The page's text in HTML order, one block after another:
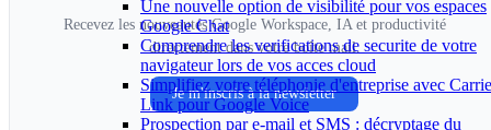
Une nouvelle option de visibilité pour vos espaces
Google Chat
Comprendre les verifications de securite de votre
navigateur lors de vos acces cloud
Simplifiez votre téléphonie d'entreprise avec
Link pour Google Voice
Prospection par e-mail et SMS : décryptage du
Recevez les nouveautés Google Workspace, IA et productivité
directement dans votre boîte mail.
Je m'inscris à la newsletter